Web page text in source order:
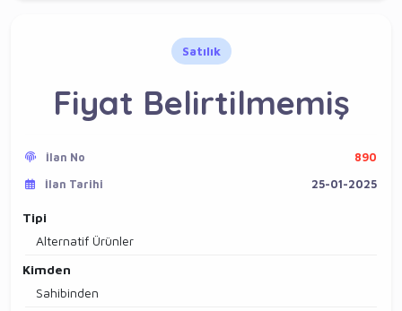
Satılık
Fiyat Belirtilmemiş
İlan No
890
İlan Tarihi
25-01-2025
Tipi
Alternatif Ürünler
Kimden
Sahibinden